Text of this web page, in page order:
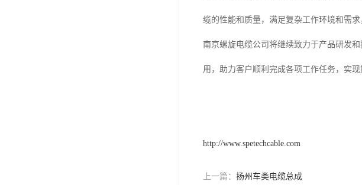
缆的性能和质量，满足复杂工作环境和需求
南京螺旋电缆公司将继续致力于产品研发
用，助力客户顺利完成各项工作任务，实现
http://www.spetechcable.com
上一篇： 扬州车类电缆总成